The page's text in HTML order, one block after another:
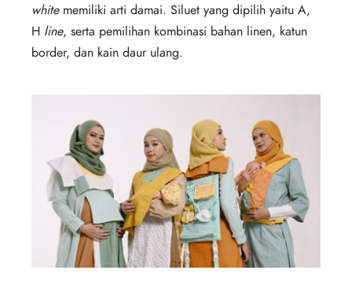
whitememiliki arti damai. Siluet yang dipilih yaitu A,
H line, serta pemilihan kombinasi bahan linen, katun
border, dan kain daur ulang.